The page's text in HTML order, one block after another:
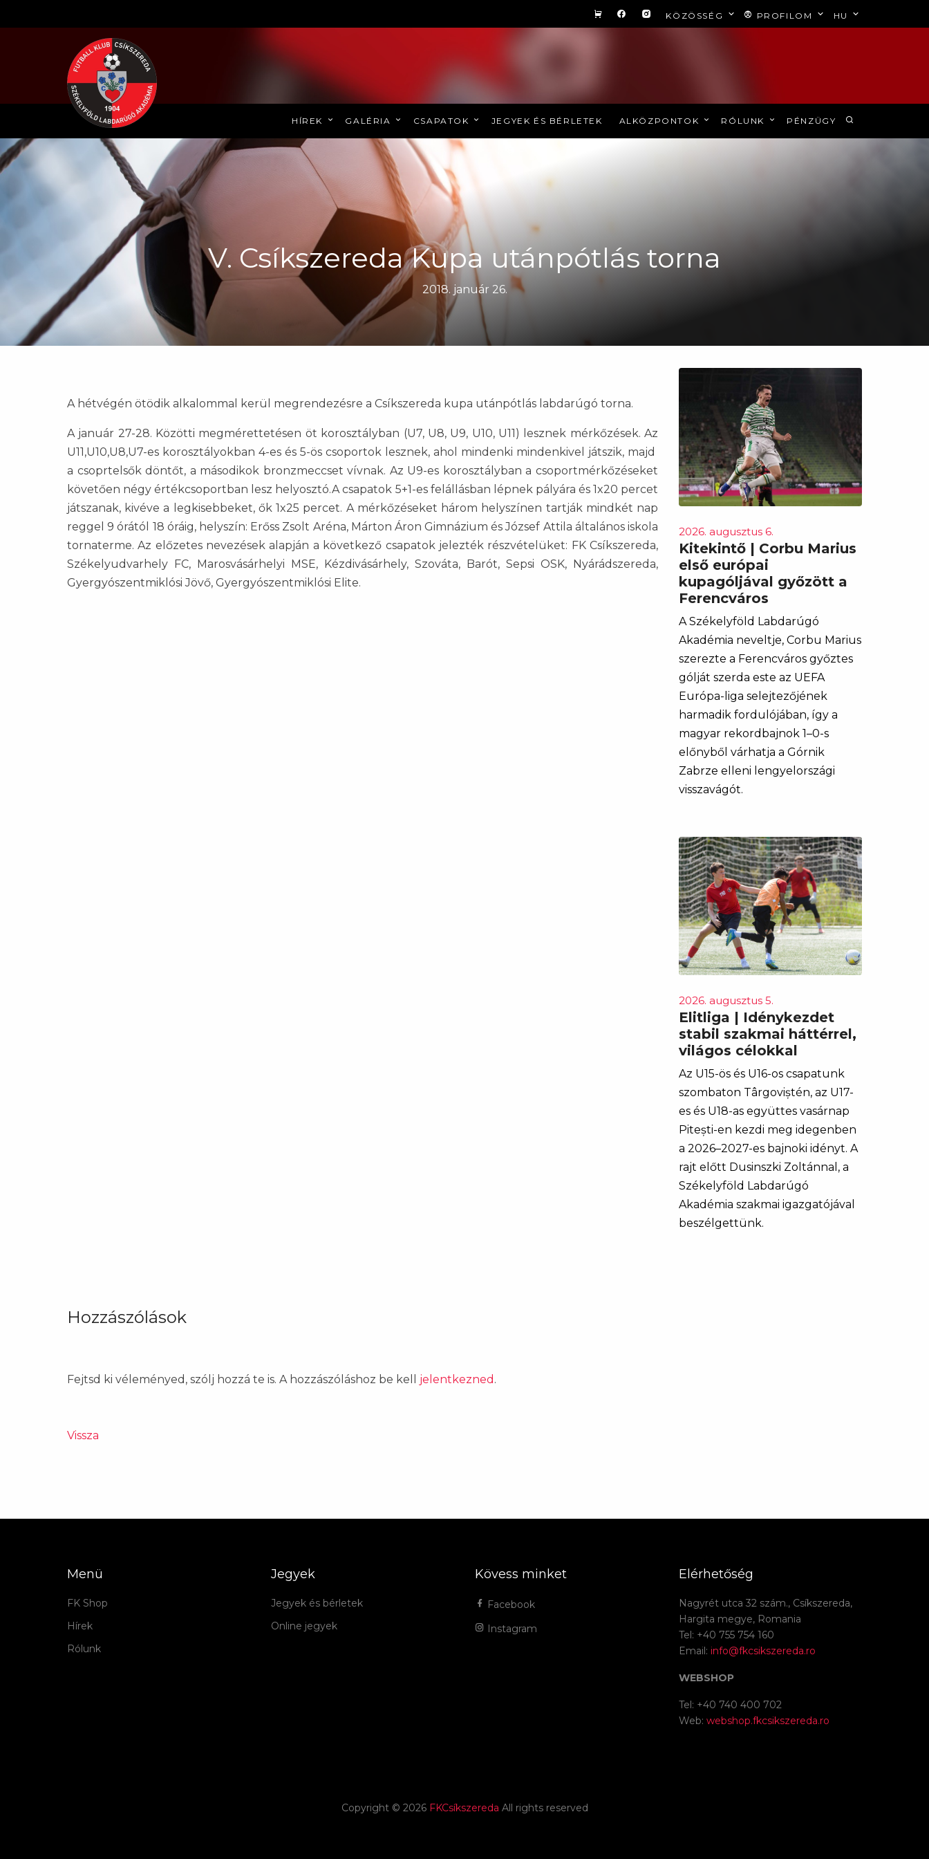
KÖZÖSSÉG PROFILOM HU
HÍREK GALÉRIA CSAPATOK JEGYEK ÉS BÉRLETEK ALKÖZPONTOK RÓLUNK PÉNZÜGY
V. Csíkszereda Kupa utánpótlás torna
2018. január 26.
A hétvégén ötödik alkalommal kerül megrendezésre a Csíkszereda kupa utánpótlás labdarúgó torna.
A január 27-28. Közötti megmérettetésen öt korosztályban (U7, U8, U9, U10, U11) lesznek mérkőzések. Az
U11,U10,U8,U7-es korosztályokban 4-es és 5-ös csoportok lesznek, ahol mindenki mindenkivel játszik, majd
a csoprtelsők döntőt, a másodikok bronzmeccset vívnak. Az U9-es korosztályban a csoportmérkőzéseket
követően négy értékcsoportban lesz helyosztó.A csapatok 5+1-es felállásban lépnek pályára és 1x20 percet
játszanak, kivéve a legkisebbeket, ők 1x25 percet. A mérkőzéseket három helyszínen tartják mindkét nap
reggel 9 órától 18 óráig, helyszín: Erőss Zsolt Aréna, Márton Áron Gimnázium és József Attila általános iskola
tornaterme. Az előzetes nevezések alapján a következő csapatok jelezték részvételüket: FK Csíkszereda,
Székelyudvarhely FC, Marosvásárhelyi MSE, Kézdivásárhely, Szováta, Barót, Sepsi OSK, Nyárádszereda,
Gyergyószentmiklósi Jövő, Gyergyószentmiklósi Elite.
2026. augusztus 6.
Kitekintő | Corbu Marius
első európai
kupagóljával győzött a
Ferencváros
A Székelyföld Labdarúgó
Akadémia neveltje, Corbu Marius
szerezte a Ferencváros győztes
gólját szerda este az UEFA
Európa-liga selejtezőjének
harmadik fordulójában, így a
magyar rekordbajnok 1–0-s
előnyből várhatja a Górnik
Zabrze elleni lengyelországi
visszavágót.
2026. augusztus 5.
Elitliga | Idénykezdet
stabil szakmai háttérrel,
világos célokkal
Az U15-ös és U16-os csapatunk
szombaton Târgoviștén, az U17-
es és U18-as együttes vasárnap
Pitești-en kezdi meg idegenben
a 2026–2027-es bajnoki idényt. A
rajt előtt Dusinszki Zoltánnal, a
Székelyföld Labdarúgó
Akadémia szakmai igazgatójával
beszélgettünk.
Hozzászólások
Fejtsd ki véleményed, szólj hozzá te is. A hozzászóláshoz be kell jelentkezned .
Vissza
Menü
FK Shop
Hírek
Rólunk
Jegyek
Jegyek és bérletek
Online jegyek
Kövess minket
Facebook
Instagram
Elérhetőség
Nagyrét utca 32 szám., Csíkszereda,
Hargita megye, Romania
Tel: +40 755 754 160
Email: info@fkcsikszereda.ro
WEBSHOP
Tel: +40 740 400 702
Web: webshop.fkcsikszereda.ro
Copyright © 2026 FKCsíkszereda All rights reserved